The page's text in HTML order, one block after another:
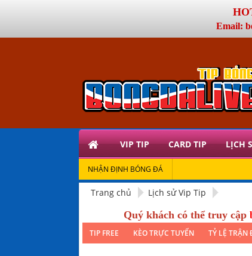
Email:
VIP TIP CARD TIP LỊCH
NHẬN ĐỊNH BÓNG ĐÁ
Trang chủ Lịch sử Vip Tip
Quý khách có thể truy cập
TIP FREE KÈO TRỰC TUYẾN TỶ LỆ TRẬN